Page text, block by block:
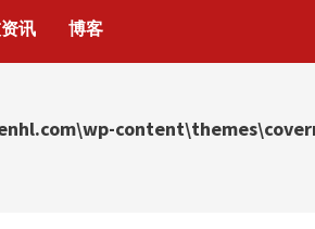
讯 博客